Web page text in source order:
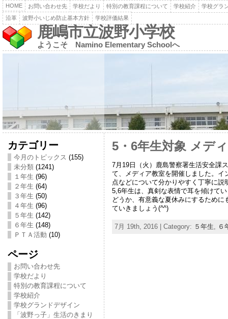
HOME お問い合わせ先 学校だより 特別の教育課程について 学校紹介
学校グラ
沿革
波野小いじめ防止基本方針 学校評価結果
鹿嶋市立波野小学校
ようこそ Namino Elementary Schoolへ
カテゴリー
今月のトピックス (155)
未分類(1241)
１年生 (96)
２年生 (64)
３年生 (50)
４年生 (96)
５年生 (142)
６年生 (148)
ＰＴＡ活動 (10)
ページ
お問い合わせ先
学校だより
特別の教育課程について
学校紹介
学校グランドデザイン
「波野っ子」生活のきまり
5・6年生対象 メデ
7月19日（火）鹿島警察署生活安全課
て、メディア教室を開催しました。
点などについて分かりやすく丁寧に説
5,6年生は、真剣な表情で耳を傾けて
どうか、有意義な夏休みにするため
ていきましょう(^^)
7月 19th, 2016 | Category: ５年生 ６